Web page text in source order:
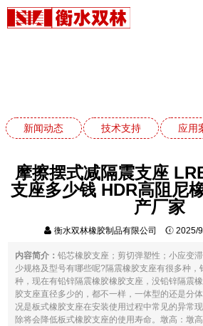
新闻动态 技术支持 应用
摩擦摆式减隔震支座
支座多少钱 HDR高阻尼
产厂家
衡水双林橡胶制品有限公司 2025/
内容简介：铅芯橡胶支座；剪切弹塑性；小应变
少规格及型号有哪些呢?隔震橡胶支座有很多种
种，现在有铅锌隔震橡胶橡胶支座，没铅锌隔震
胶支座直径多少的，都不一样，一体型的还是分
况是板式橡胶支座在安装使用过程中常见的异常
除将会降低板式橡胶支座的使用寿命。墩高：墩